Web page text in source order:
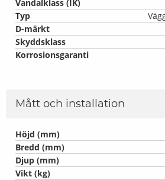
Vandalklass (IK)
Typ
D-märkt
Skyddsklass
Korrosionsgaranti
Mått och installation
Höjd (mm)
Bredd (mm)
Djup (mm)
Vikt (kg)